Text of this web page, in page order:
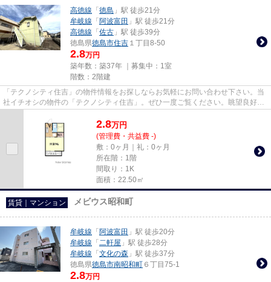
高徳線 「 徳島 」駅 徒歩21分
牟岐線 「 阿波富田 」駅 徒歩21分
高徳線 「 佐古 」駅 徒歩39分
徳島県徳島市住吉 １丁目8-50
2.8万円
築年数：築37年 ｜募集中： 1室
階数：2階建
「テクノシティ住吉」の物件情報をお探しならお気軽にお問い合わせ下さい。当
社イチオシの物件の「テクノシティ住吉」。ぜひ一度ご覧ください。眺望良好な
2.8万円
(管理費・共益費 -)
敷：0ヶ月｜礼：0ヶ月
所在階：1階
間取り：1K
面積：22.50㎡
賃貸｜マンション メビウス昭和町
牟岐線 「 阿波富田 」駅 徒歩20分
牟岐線 「 二軒屋 」駅 徒歩28分
牟岐線 「 文化の森 」駅 徒歩37分
徳島県徳島市南昭和町 ６丁目75-1
2.8万円